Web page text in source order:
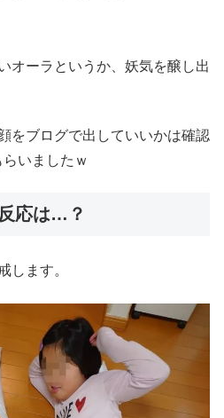
オーラというか、妖気を醸し出
をブログで出していいかは確認
いましたｗ
応は…？
します。